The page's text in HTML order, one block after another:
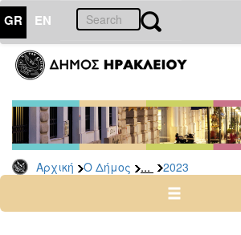
GR EN
Αρχική Ο Δήμος ... 2023
ΔΗΜΟΣ
Δελτία
Τύπου
Αρχείο
2026
2024